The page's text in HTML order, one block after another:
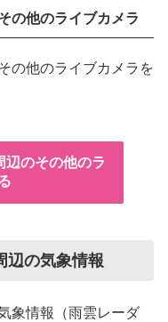
の他のライブカメラ
の他のライブカメラを
のその他のラ
辺の気象情報
象情報（雨雲レーダ